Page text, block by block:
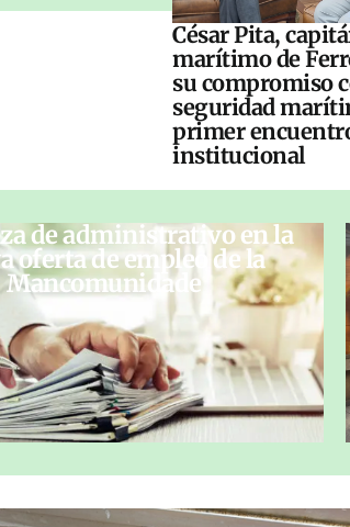
César Pita,
marítimo de
su compromiso
seguridad
primer
institucional
de administrativo en la
oferta de empleo de la
Mancomunidade